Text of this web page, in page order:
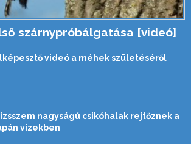
szárnypróbálgatása [videó]
videó a méhek születéséről
nagyságú csikóhalak rejtőznek a
vizekben